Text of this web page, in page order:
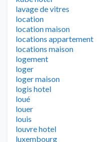
lavage de vitres
location
location maison
locations appartement
locations maison
logement
loger
loger maison
logis hotel
loué
louer
louis
louvre hotel
luxembourg